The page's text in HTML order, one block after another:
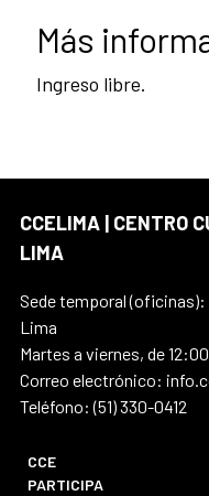
Más
Ingreso libre.
CCELIMA | CENTRO
LIMA
Sede temporal (oficinas):
Lima
Martes a viernes, de
Correo electrónico:
Teléfono: (51) 330-0412
CCE
PARTICIPA